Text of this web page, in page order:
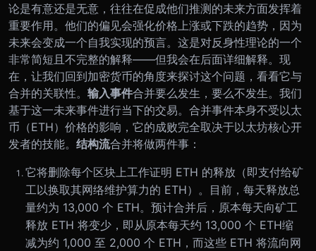
论是有意还是无意，往往在促成他们推测的未来方面发挥着
重要作用。他们的偏见会强化价格上涨或下跌的趋势，因为
未来会变成一个自我实现的预言。 这是对反身性理论的一个
非常简短且不完整的解释——但我会在后面详细解释。现
在，让我们回到加密货币的角度来探讨这个问题，看看它与
合并的关联性。 输入事件合并要么发生，要么不发生。我们
基于这一未来事件进行当下的交易。合并事件本身不受以太
币（ETH）价格的影响，它的成败完全取决于以太坊核心开
发者的技能。 结构流合并将做两件事：
它将删除每个区块上工作证明 ETH 的释放（即支付给矿
工以换取其网络维护算力的 ETH）。目前，每天释放总
量约为 13,000 个 ETH。预计合并后，原本每天向矿工
释放 ETH 将变少，即从原本每天约 13,000 个 ETH缩
减为约 1,000 至 2,000 个 ETH，而这些 ETH 将流向网